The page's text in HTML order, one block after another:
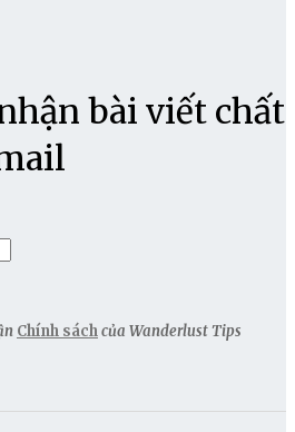
bài viết chất
Chính sáchcủa Wanderlust Tips